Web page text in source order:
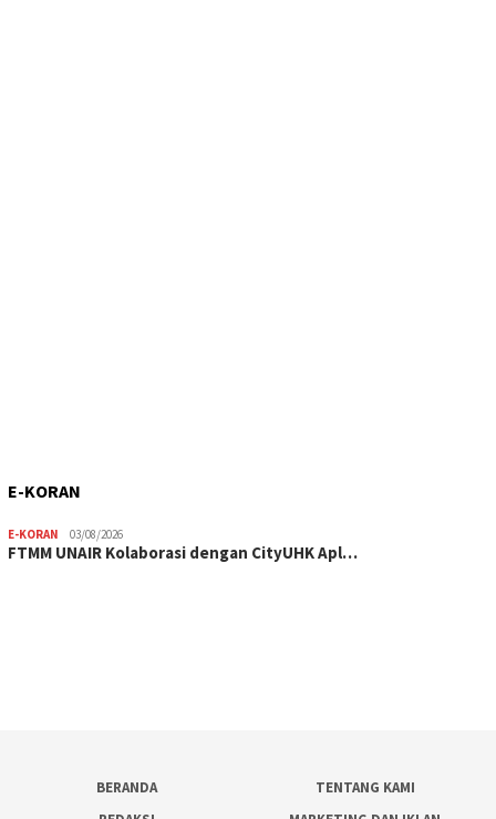
E-KORAN
E-KORAN 03/08/2026
FTMM UNAIR Kolaborasi dengan CityUHK Apl…
BERANDA
TENTANG KAMI